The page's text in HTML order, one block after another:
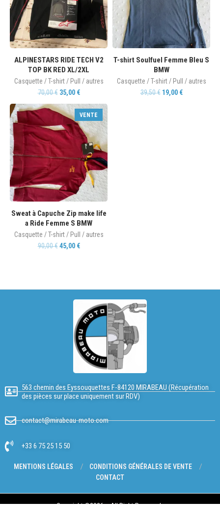
ALPINESTARS RIDE TECH V2
TOP BK RED XL/2XL
Casquette / T-shirt / Pull / autres
70,00€ 35,00 €
T-shirt Soulfuel Femme Bleu S
BMW
Casquette / T-shirt / Pull / autres
39,50€ 19,00 €
VENTE
Sweat à Capuche Zip make life
a Ride Femme S BMW
Casquette / T-shirt / Pull / autres
90,00€ 45,00 €
563 chemin des Eyssouquettes F-84120 MIRABEAU (Récupération
des pièces sur place uniquement sur RDV)
contact@mirabeau-moto.com
+33 6 75 25 15 50
MENTIONS LÉGALES
CONDITIONS GÉNÉRALES DE VENTE
CONTACT
Copyright @2026 – All Right Reserved.